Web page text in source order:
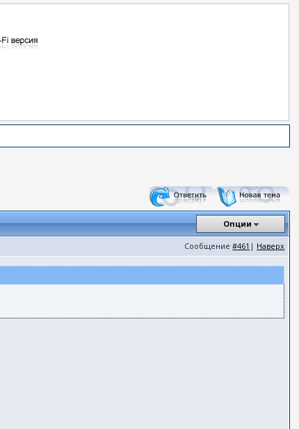
Опции
Сообщение#461 | Наверх